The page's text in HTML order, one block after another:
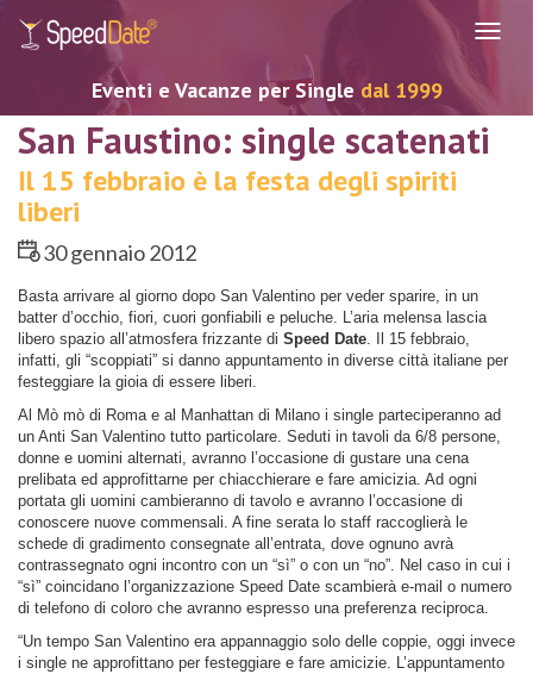
Eventi e Vacanze per Single dal 1999
San Faustino: single scatenati
Il 15 febbraio è la festa degli spiriti
liberi
30 gennaio 2012
Basta arrivare al giorno dopo San Valentino per veder sparire, in un
batter d’occhio, fiori, cuori gonfiabili e peluche. L’aria melensa lascia
libero spazio all’atmosfera frizzante di Speed Date. Il 15 febbraio,
infatti, gli “scoppiati” si danno appuntamento in diverse città italiane per
festeggiare la gioia di essere liberi.
Al Mò mò di Roma e al Manhattan di Milano i single parteciperanno ad
un Anti San Valentino tutto particolare. Seduti in tavoli da 6/8 persone,
donne e uomini alternati, avranno l’occasione di gustare una cena
prelibata ed approfittarne per chiacchierare e fare amicizia. Ad ogni
portata gli uomini cambieranno di tavolo e avranno l’occasione di
conoscere nuove commensali. A fine serata lo staff raccoglierà le
schede di gradimento consegnate all’entrata, dove ognuno avrà
contrassegnato ogni incontro con un “sì” o con un “no”. Nel caso in cui i
“sì” coincidano l’organizzazione Speed Date scambierà e-mail o numero
di telefono di coloro che avranno espresso una preferenza reciproca.
“Un tempo San Valentino era appannaggio solo delle coppie, oggi invece
i single ne approfittano per festeggiare e fare amicizie. L’appuntamento